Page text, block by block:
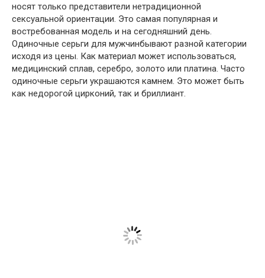
носят только представители нетрадиционной
сексуальной ориентации. Это самая популярная и
востребованная модель и на сегодняшний день.
Одиночные серьги для мужчинбывают разной категории
исходя из цены. Как материал может использоваться,
медицинский сплав, серебро, золото или платина. Часто
одиночные серьги украшаются камнем. Это может быть
как недорогой цирконий, так и бриллиант.